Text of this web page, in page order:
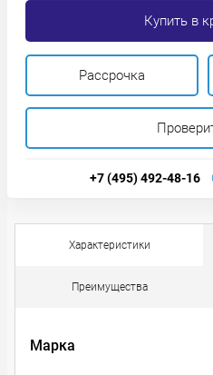
Купить в
Рассрочка
+7 (495) 492-48-16
Характеристики
Преимущества
Марка